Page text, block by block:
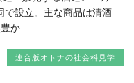
で設立。主な商品は清酒
か
連合版オトナの社会科見学